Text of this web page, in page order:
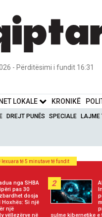
- Përditësimi i fundit 16:31
LOKALE KRONIKË
DREJT PUNËS SPECIALE LAJME
lexuara të 5 minutave të fundit
nga SHBA
pas 30
dosja
Hoxhës: Si një
një
vëllezërve në
2
sulme kibernetike